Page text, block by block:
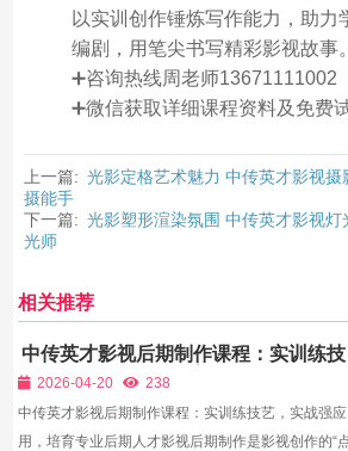
以实训创作锤炼写作能力，助力
编剧，用笔尖书写精彩影视故事。
➕咨询热线周老师13671111002
➕微信获取详细课程资料及免费
上一篇: 光影定格艺术魅力 中传英才影视
摄能手
下一篇: 光影塑形渲染氛围 中传英才影视
光师
相关推荐
中传英才影视后期制作课程：实训练技
艺，实战强应用，培育专业后期人才
2026-04-20
238
中传英才影视后期制作课程：实训练技艺，实战强应
用，培育专业后期人才影视后期制作是影视创作的“